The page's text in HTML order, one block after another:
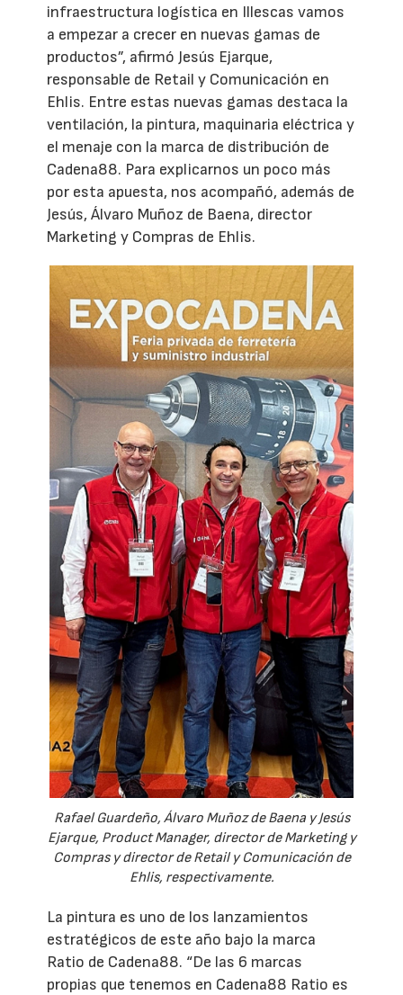
infraestructura logística en Illescas vamos
a empezar a crecer en nuevas gamas de
productos”, afirmó Jesús Ejarque,
responsable de Retail y Comunicación en
Ehlis. Entre estas nuevas gamas destaca la
ventilación, la pintura, maquinaria eléctrica y
el menaje con la marca de distribución de
Cadena88. Para explicarnos un poco más
por esta apuesta, nos acompañó, además de
Jesús, Álvaro Muñoz de Baena, director
Marketing y Compras de Ehlis.
Rafael Guardeño, Álvaro Muñoz de Baena y Jesús
Ejarque, Product Manager, director de Marketing y
Compras y director de Retail y Comunicación de
Ehlis, respectivamente.
La pintura es uno de los lanzamientos
estratégicos de este año bajo la marca
Ratio de Cadena88. “De las 6 marcas
propias que tenemos en Cadena88 Ratio es